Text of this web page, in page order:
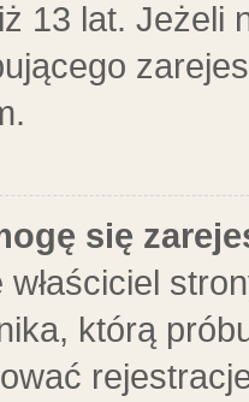
13 lat. Jeżeli
się
którą